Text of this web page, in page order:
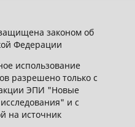
законом об
Федерации
использование
разрешено только с
ЭПИ "Новые
и с
на источник